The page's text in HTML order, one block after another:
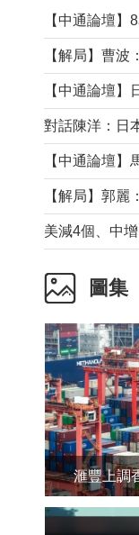
圖集
滙豐上調